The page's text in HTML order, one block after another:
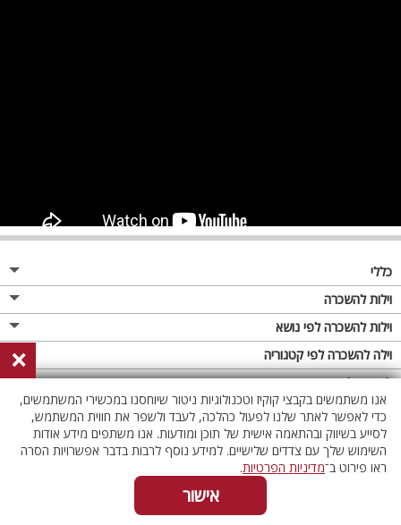
כללי
מגזין
פרסום באתר
תקנון
מדיניות פרטיות
וילות להשכרה
וילות בצפון
וילות במרכז
וילות בדרום
וילות באילת
וילות בשרון
וילות באזור החרמון
וילות להשכרה לפי נושא
וילה לזוגות
וילות למשפחות
וילות לציבור הדתי
אירוח דרוזי
וילות למסיבות
וילה להשכרה לפי קטגוריה
וילות עם בריכה
וילה עם בריכה מחוממת
וילה עם בריכה מחוממת מקורה
וילות עם סאונה
לופטים להשכרה
לופט
לופטים בצפון
לופטים בדרום
×
אנו משתמשים בקבצי קוקיז וטכנולוגיות ניטור שיוחסנו במכשירי המשתמשים,
כדי לאפשר לאתר שלנו לפעול כהלכה, לעבד ולשפר את חווית המשתמש,
לסייע בשיווק ובהתאמה אישית של תוכן ומודעות. אנו משתפים מידע אודות
השימוש שלך עם צדדים שלישיים. למידע נוסף לרבות בדבר אפשרויות הסרה
ראו פירוט ב־מדיניות הפרטיות.
אישור